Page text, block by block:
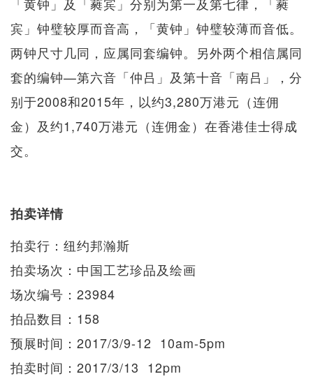
「黄钟」及「蕤宾」分别为第一及第七律，「蕤
宾」钟璧较厚而音高，「黄钟」钟璧较薄而音低。
两钟尺寸几同，应属同套编钟。另外两个相信属同
套的编钟—第六音「仲吕」及第十音「南吕」，分
别于2008和2015年，以约3,280万港元（连佣
金）及约1,740万港元（连佣金）在香港佳士得成
交。
拍卖详情
拍卖行：纽约邦瀚斯
拍卖场次：中国工艺珍品及绘画
场次编号：23984
拍品数目：158
预展时间：2017/3/9-12 10am-5pm
拍卖时间：2017/3/13 12pm